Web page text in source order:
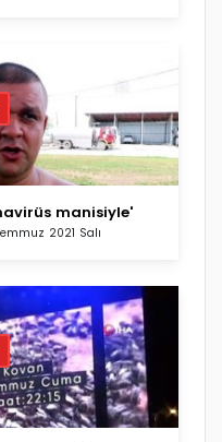
manisiyle'
2021 Salı